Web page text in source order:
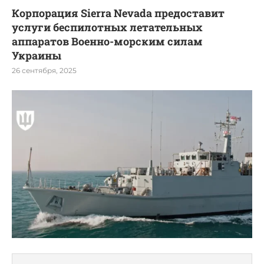
Корпорация Sierra Nevada предоставит
услуги беспилотных летательных
аппаратов Военно-морским силам
Украины
26 сентября, 2025